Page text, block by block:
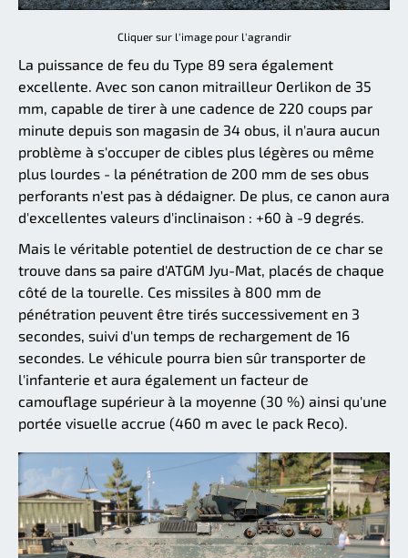
Cliquer sur l'image pour l'agrandir
La puissance de feu du Type 89 sera également
excellente. Avec son canon mitrailleur Oerlikon de 35
mm, capable de tirer à une cadence de 220 coups par
minute depuis son magasin de 34 obus, il n'aura aucun
problème à s'occuper de cibles plus légères ou même
plus lourdes - la pénétration de 200 mm de ses obus
perforants n'est pas à dédaigner. De plus, ce canon aura
d'excellentes valeurs d'inclinaison : +60 à -9 degrés.
Mais le véritable potentiel de destruction de ce char se
trouve dans sa paire d'ATGM Jyu-Mat, placés de chaque
côté de la tourelle. Ces missiles à 800 mm de
pénétration peuvent être tirés successivement en 3
secondes, suivi d'un temps de rechargement de 16
secondes. Le véhicule pourra bien sûr transporter de
l'infanterie et aura également un facteur de
camouflage supérieur à la moyenne (30 %) ainsi qu'une
portée visuelle accrue (460 m avec le pack Reco).